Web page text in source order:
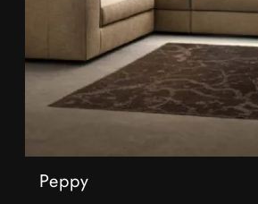
Peppy